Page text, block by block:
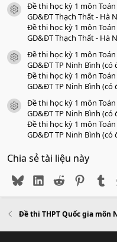
icon tài liệu
Đề thi học kỳ 1 môn
GD&ĐT Thạch Thất - Hà
Đề thi học kỳ 1 môn
GD&ĐT Thạch Thất - Hà
icon tài liệu
Đề thi học kỳ 1 môn
GD&ĐT TP Ninh Bình (có
Đề thi học kỳ 1 môn
GD&ĐT TP Ninh Bình (có
icon tài liệu
Đề thi học kỳ 1 môn
GD&ĐT TP Ninh Bình (có
Đề thi học kỳ 1 môn
GD&ĐT TP Ninh Bình (có
Chia sẻ tài liệu này
BlueskyLinkedIn
Reddit
Đề thi THPT Quốc gia môn